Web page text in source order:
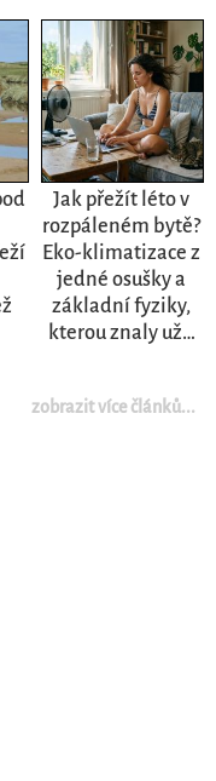
Jak přežít léto v
rozpáleném bytě?
Eko-klimatizace z
jedné osušky a
základní fyziky,
kterou znaly už…
zobrazit více článků...